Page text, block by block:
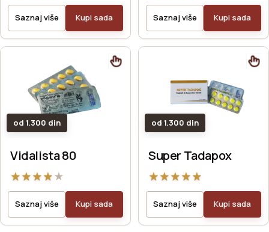
Saznaj više Kupi sada Saznaj više Kupi sada
od 1.300 din
Vidalista 80
★★★★★
Saznaj više Kupi sada
od 1.300 din
Super Tadapox
★★★★★
Saznaj više Kupi sada